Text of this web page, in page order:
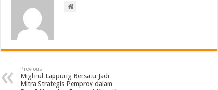
Previous
Mighrul Lappung Bersatu Jadi
Mitra Strategis Pemprov dalam